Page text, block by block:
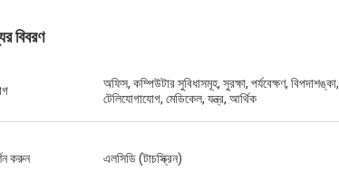
পণ্যগুলির সাথে খুব সন্তুষ্ট, মানটি খুব ভাল এবং
বিবরণ
অফিস, কম্পিউটার সুবিধাসমূহ, সুরক্ষা, পর্যবেক্ষণ, বিপদাশঙ্কা,
টেলিযোগাযোগ, মেডিকেল, যন্ত্র, আর্থিক
করুন এলসিডি (টাচস্ক্রিন)